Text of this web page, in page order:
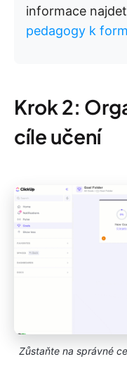
informace
pedagogy k
Krok 2:
cíle učení
Zůstaňte na správné